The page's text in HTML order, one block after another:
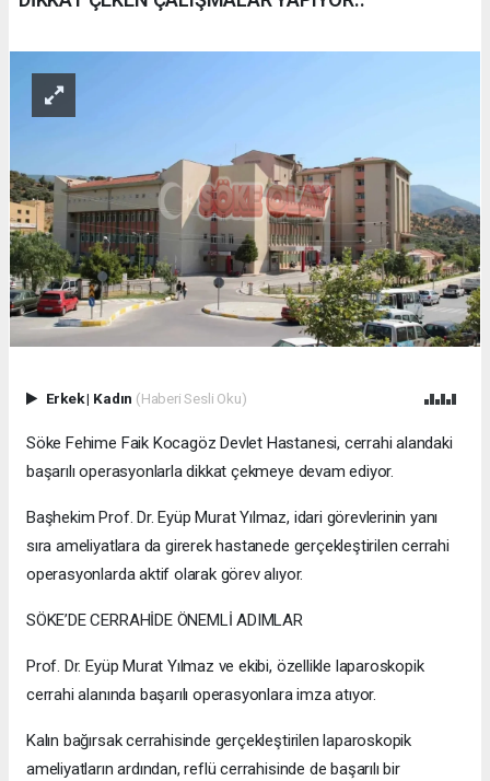
Erkek| Kadın (Haberi Sesli Oku)
Söke Fehime Faik Kocagöz Devlet Hastanesi, cerrahi alandaki
başarılı operasyonlarla dikkat çekmeye devam ediyor.
Başhekim Prof. Dr. Eyüp Murat Yılmaz, idari görevlerinin yanı
sıra ameliyatlara da girerek hastanede gerçekleştirilen cerrahi
operasyonlarda aktif olarak görev alıyor.
SÖKE’DE CERRAHİDE ÖNEMLİ ADIMLAR
Prof. Dr. Eyüp Murat Yılmaz ve ekibi, özellikle laparoskopik
cerrahi alanında başarılı operasyonlara imza atıyor.
Kalın bağırsak cerrahisinde gerçekleştirilen laparoskopik
ameliyatların ardından, reflü cerrahisinde de başarılı bir